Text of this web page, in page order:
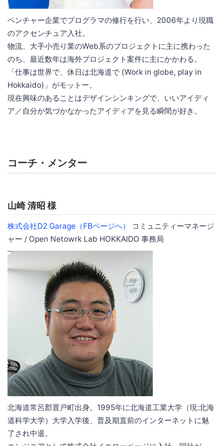
ベンチャー企業でプログラマの修行を行い、2006年より現職
のアクセンチュア入社。
物流、大手小売り業のWeb系のプロジェクトに主に携わった
のち、最近数年は海外プロジェクト案件に主にかかわる。
「仕事は世界で、休日は北海道で (Work in globe, play in
Hokkaido)」がモットー。
現在興味のあることはデザインシンキングで、いいアイディ
ア／自分が気づかなかったアイディアを見る瞬間が好き。
コーチ・メンター
山崎 清昭 様
株式会社D2 Garage（FBページへ）
コミュニティーマネージ
ャー / Open Netowrk Lab HOKKAIDO 事務局
北海道常呂郡置戸町出身。1995年に北海道工業大学（現:北海
道科学大学）大学入学後、普及期直前のインターネットに魅
了され中退。